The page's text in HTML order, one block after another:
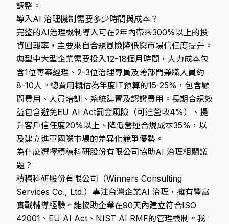
調整。
導入AI 治理機制需要多少時間與成本？
完整的AI治理機制導入可在2年內帶來300%以上的投
資回報率，主要來自合規風險降低與市場信任度提升。
典型中大型企業需要投入12-18個月時間，人力成本包
含1位專案經理、2-3位治理專員及跨部門兼職人員約
8-10人。總費用概估為年度IT預算的15-25%，包含顧
問費用、人員培訓、系統建置及認證費用。長期合規效
益包含避免EU AI Act罰金風險（可達營收4%）、提
升客戶信任度20%以上、降低營運合規成本35%，以
及建立進軍國際市場的差異化競爭優勢。
為什麼選擇積穗科研股份有限公司協助AI 治理相關議
題？
積穗科研股份有限公司（Winners Consulting
Services Co., Ltd.）專注台灣企業AI 治理，擁有豐富
實戰輔導經驗。能協助企業在90天內建立符合ISO
42001、EU AI Act、NIST AI RMF的管理機制。我